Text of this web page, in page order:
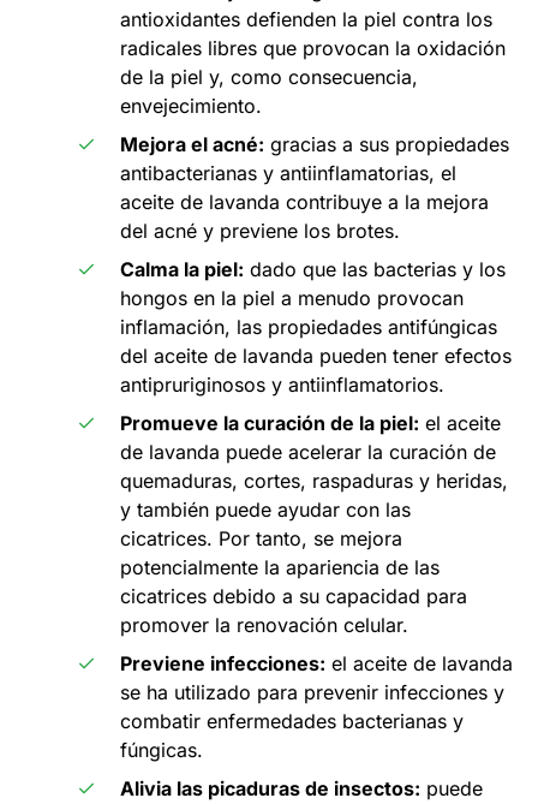
antioxidantes defienden la piel contra los
radicales libres que provocan la oxidación
de la piel y, como consecuencia,
envejecimiento.
Mejora el acné: gracias a sus propiedades
antibacterianas y antiinflamatorias, el
aceite de lavanda contribuye a la mejora
del acné y previene los brotes.
Calma la piel: dado que las bacterias y los
hongos en la piel a menudo provocan
inflamación, las propiedades antifúngicas
del aceite de lavanda pueden tener efectos
antipruriginosos y antiinflamatorios.
Promueve la curación de la piel: el aceite
de lavanda puede acelerar la curación de
quemaduras, cortes, raspaduras y heridas,
y también puede ayudar con las
cicatrices. Por tanto, se mejora
potencialmente la apariencia de las
cicatrices debido a su capacidad para
promover la renovación celular.
Previene infecciones: el aceite de lavanda
se ha utilizado para prevenir infecciones y
combatir enfermedades bacterianas y
fúngicas.
Alivia las picaduras de insectos: puede